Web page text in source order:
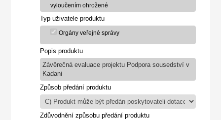
vyloučením ohrožené
Typ uživatele produktu
Orgány veřejné správy
Popis produktu
Závěrečná evaluace projektu Podpora sousedství v
Kadani
Způsob předání produktu
Zdůvodnění způsobu předání produktu